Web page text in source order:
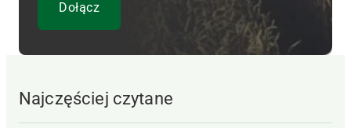
Najczęściej czytane